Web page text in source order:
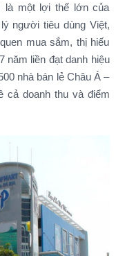
là một lợi thế lớn của
người tiêu dùng Việt,
mua sắm, thị hiếu
năm liền đạt danh hiệu
nhà bán lẻ Châu Á –
cả doanh thu và điểm